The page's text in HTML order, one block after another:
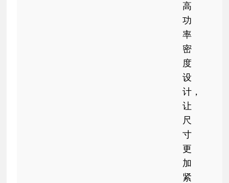
高
功
率
密
度
设
计，
让
尺
寸
更
加
紧